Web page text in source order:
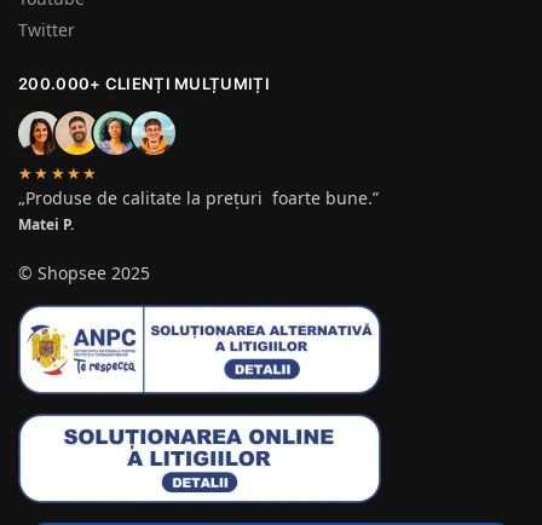
Twitter
200.000+ CLIENȚI MULȚUMIȚI
★★★★★
„Produse de calitate la prețuri foarte bune.”
Matei P.
© Shopsee 2025